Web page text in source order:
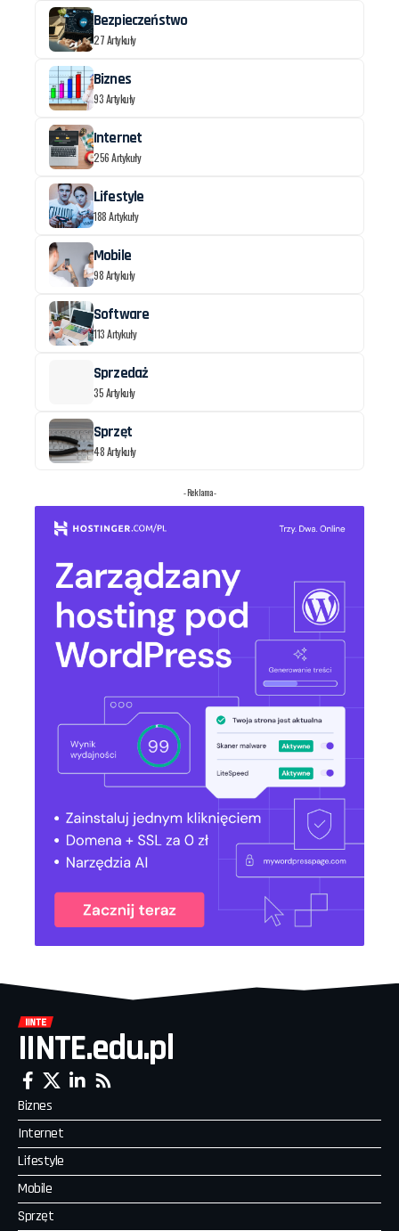
Bezpieczeństwo
27 Artykuły
Biznes
93 Artykuły
Internet
256 Artykuły
Lifestyle
188 Artykuły
Mobile
98 Artykuły
Software
113 Artykuły
Sprzedaż
35 Artykuły
Sprzęt
48 Artykuły
- Reklama -
IINTE.edu.pl
Biznes
Internet
Lifestyle
Mobile
Sprzęt